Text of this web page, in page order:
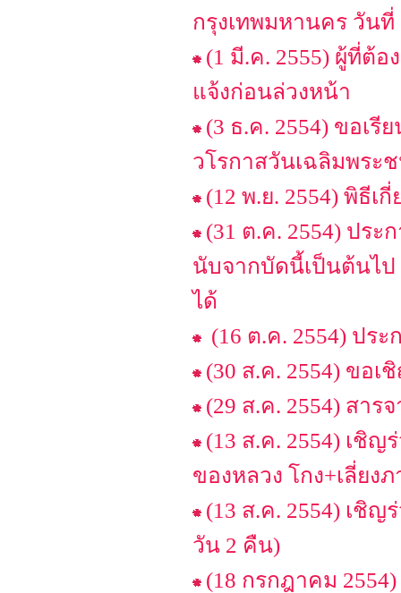
กรุงเทพมหานคร วันที่
(1 มี.ค. 2555) ผู้ที่ต้
แจ้งก่อนล่วงหน้า
(3 ธ.ค. 2554) ขอเรี
วโรกาสวันเฉลิมพระ
(12 พ.ย. 2554) พิธี
(31 ต.ค. 2554) ปร
นับจากบัดนี้เป็นต้นไป
ได้
(16 ต.ค. 2554) ปร
(30 ส.ค. 2554) ขอ
(29 ส.ค. 2554) สา
(13 ส.ค. 2554) เชิญ
ของหลวง โกง+เลี่ยง
(13 ส.ค. 2554) เชิญ
วัน 2 คืน)
(18 กรกฎาคม